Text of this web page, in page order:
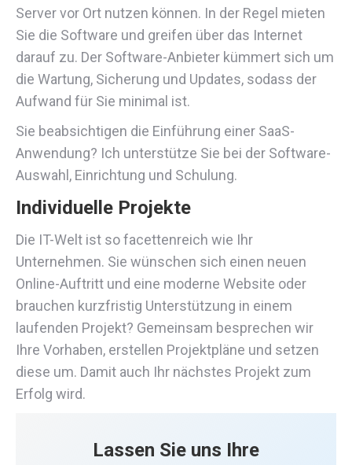
Server vor Ort nutzen können. In der Regel mieten
Sie die Software und greifen über das Internet
darauf zu. Der Software-Anbieter kümmert sich um
die Wartung, Sicherung und Updates, sodass der
Aufwand für Sie minimal ist.
Sie beabsichtigen die Einführung einer SaaS-
Anwendung? Ich unterstütze Sie bei der Software-
Auswahl, Einrichtung und Schulung.
Individuelle Projekte
Die IT-Welt ist so facettenreich wie Ihr
Unternehmen. Sie wünschen sich einen neuen
Online-Auftritt und eine moderne Website oder
brauchen kurzfristig Unterstützung in einem
laufenden Projekt? Gemeinsam besprechen wir
Ihre Vorhaben, erstellen Projektpläne und setzen
diese um. Damit auch Ihr nächstes Projekt zum
Erfolg wird.
Lassen Sie uns Ihre